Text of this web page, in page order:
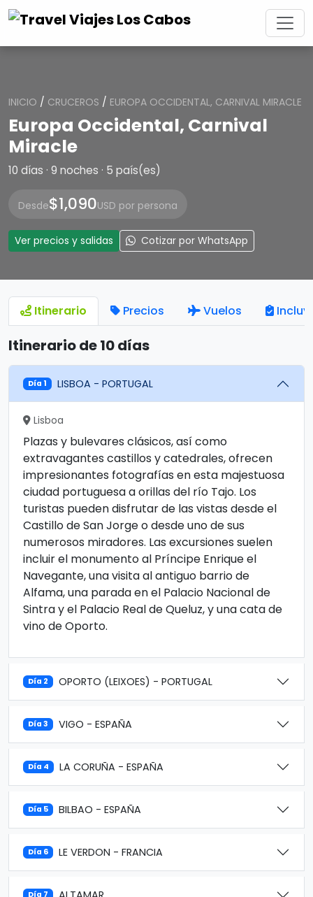
INICIO / CRUCEROS / EUROPA OCCIDENTAL, CARNIVAL MIRACLE
Europa Occidental, Carnival
Miracle
10 días · 9 noches · 5 país(es)
Desde$1,090USD por persona
Ver precios y salidas Cotizar por WhatsApp
Itinerario Precios Vuelos
Itinerario de 10 días
Día 1 LISBOA - PORTUGAL
Lisboa
Plazas y bulevares clásicos, así como
extravagantes castillos y catedrales, ofrecen
impresionantes fotografías en esta majestuosa
ciudad portuguesa a orillas del río Tajo. Los
turistas pueden disfrutar de las vistas desde el
Castillo de San Jorge o desde uno de sus
numerosos miradores. Las excursiones suelen
incluir el monumento al Príncipe Enrique el
Navegante, una visita al antiguo barrio de
Alfama, una parada en el Palacio Nacional de
Sintra y el Palacio Real de Queluz, y una cata de
vino de Oporto.
Día 2 OPORTO (LEIXOES) - PORTUGAL
Día 3 VIGO - ESPAÑA
Día 4 LA CORUÑA - ESPAÑA
Día 5 BILBAO - ESPAÑA
Día 6 LE VERDON - FRANCIA
Día 7